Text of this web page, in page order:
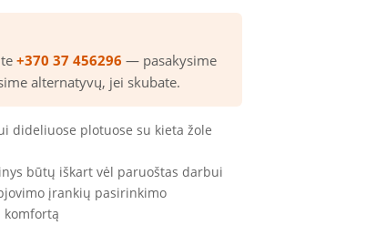
+370 37 456296 — pasakysime
alternatyvų, jei skubate.
dideliuose plotuose su kieta žole
būtų iškart vėl paruoštas darbui
įrankių pasirinkimo
komfortą